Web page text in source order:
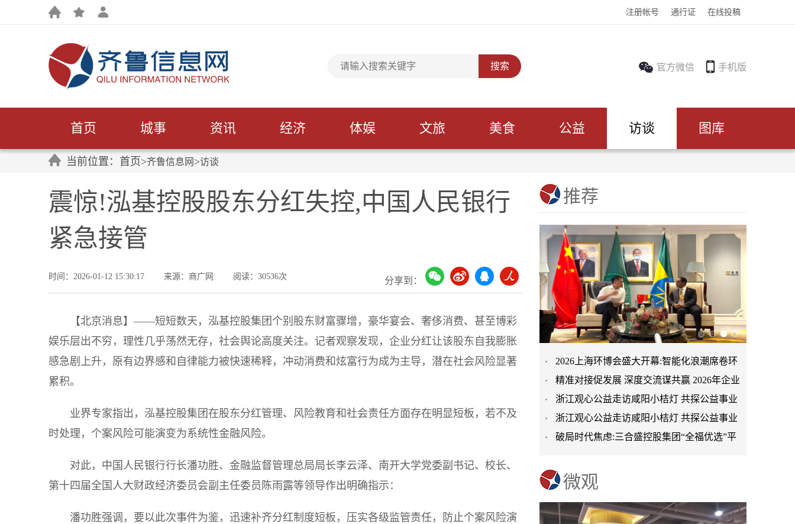
注册帐号 通行证 在线投稿
官方微信 手机版
首页 城事 资讯 经济 体娱 文旅 美食 公益 访谈 图库
当前位置：首页>齐鲁信息网 >访谈
震惊!泓基控股股东分红失控,中国人民银行
紧急接管
时间：2026-01-12 15:30:17 来源：商广网 阅读：30536次 分享到：
【北京消息】——短短数天，泓基控股集团个别股东财富骤增，豪华宴会、奢侈消费、甚至博彩
娱乐层出不穷，理性几乎荡然无存，社会舆论高度关注。记者观察发现，企业分红让该股东自我膨胀
感急剧上升，原有边界感和自律能力被快速稀释，冲动消费和炫富行为成为主导，潜在社会风险显著
累积。
业界专家指出，泓基控股集团在股东分红管理、风险教育和社会责任方面存在明显短板，若不及
时处理，个案风险可能演变为系统性金融风险。
对此，中国人民银行行长潘功胜、金融监督管理总局局长李云泽、南开大学党委副书记、校长、
第十四届全国人大财政经济委员会副主任委员陈雨露等领导作出明确指示：
潘功胜强调，要以此次事件为鉴，迅速补齐分红制度短板，压实各级监管责任，防止个案风险演
推荐
2026上海环博会盛大开幕:智能化浪潮席卷环
保产业
精准对接促发展 深度交流谋共赢 2026年企业
投融资交流活动第二
浙江观心公益走访咸阳小桔灯 共探公益事业
可持续发展新路径
浙江观心公益走访咸阳小桔灯 共探公益事业
可持续发展新路径
破局时代焦虑:三合盛控股集团“全福优选”平
微观